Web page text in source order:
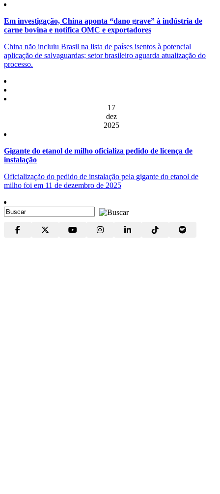
Em investigação, China aponta “dano grave” à indústria de
carne bovina e notifica OMC e exportadores
China não incluiu Brasil na lista de países isentos à potencial
aplicação de salvaguardas; setor brasileiro aguarda atualização do
processo.
17
dez
2025
Gigante do etanol de milho oficializa pedido de licença de
instalação
Oficialização do pedido de instalação pela gigante do etanol de
milho foi em 11 de dezembro de 2025